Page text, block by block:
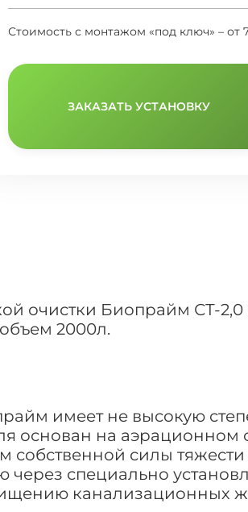
Стоимость с монтажом «под ключ» – от
ЗАКАЗАТЬ УСТАНОВКУ
очистки Биопрайм СТ-2,0
2000л.
имеет не высокую
основан на аэрационном
собственной силы
через специально
канализационных